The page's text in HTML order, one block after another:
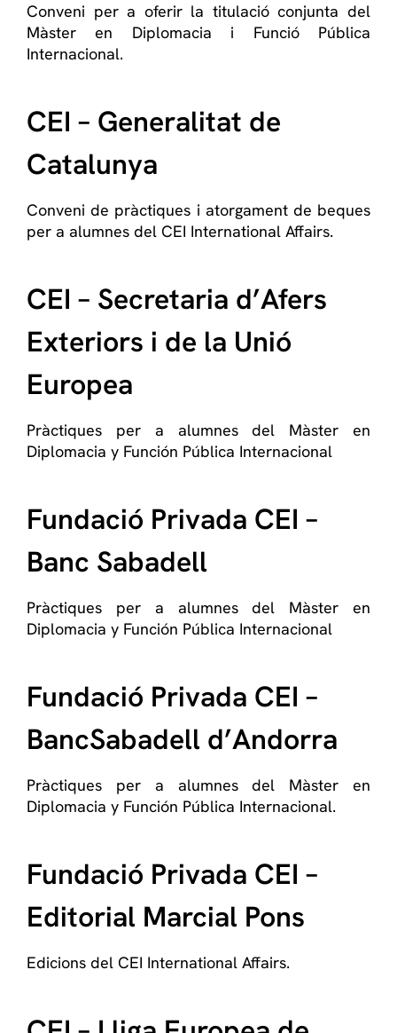
Conveni per a oferir la titulació conjunta del
Màster en Diplomacia i Funció Pública
Internacional.
CEI – Generalitat de
Catalunya
Conveni de pràctiques i atorgament de beques
per a alumnes del CEI International Affairs.
CEI – Secretaria d’Afers
Exteriors i de la Unió
Europea
Pràctiques per a alumnes del Màster en
Diplomacia y Función Pública Internacional
Fundació Privada CEI –
Banc Sabadell
Pràctiques per a alumnes del Màster en
Diplomacia y Función Pública Internacional
Fundació Privada CEI –
BancSabadell d’Andorra
Pràctiques per a alumnes del Màster en
Diplomacia y Función Pública Internacional.
Fundació Privada CEI –
Editorial Marcial Pons
Edicions del CEI International Affairs.